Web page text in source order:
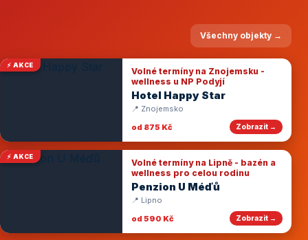
Všechny objekty →
⚡ AKCE
Volné termíny na Znojemsku -
wellness u NP Podyjí
Hotel Happy Star
📍 Znojemsko
od 875 Kč
Zobrazit →
⚡ AKCE
Volné termíny na Lipně - bazén a
wellness pro celou rodinu
Penzion U Méďů
📍 Lipno
od 590 Kč
Zobrazit →